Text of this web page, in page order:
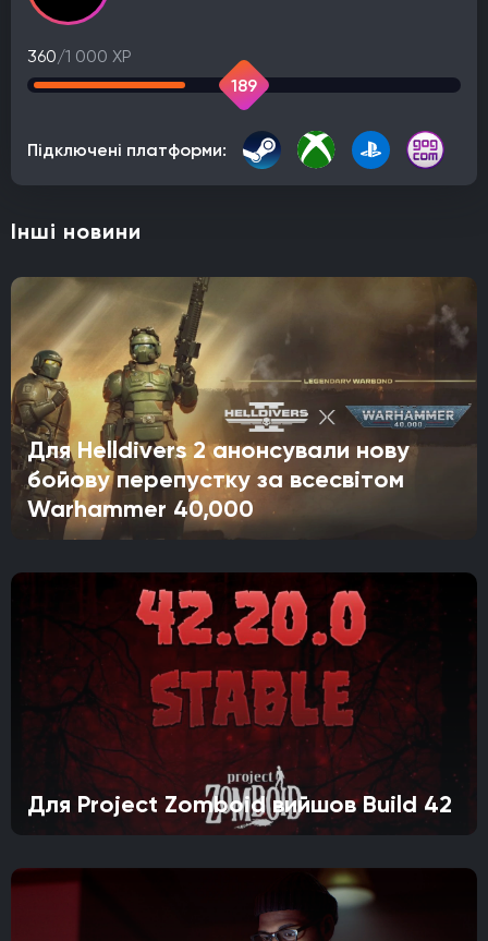
360/1 000 XP
189
Підключені платформи:
Інші новини
Для Helldivers 2 анонсували нову
бойову перепустку за всесвітом
Warhammer 40,000
Для Project Zomboid вийшов Build 42